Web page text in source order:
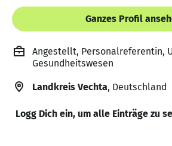
Ganzes Profil
Angestellt, Personalreferentin,
Gesundheitswesen
Landkreis Vechta, Deutschland
Logg Dich ein, um alle Einträge zu